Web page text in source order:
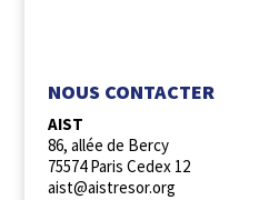
NOUS CONTACTER
AIST
86, allée de Bercy
75574 Paris Cedex 12
aist@aistresor.org